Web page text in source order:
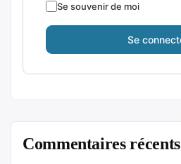
Se souvenir de moi
Commentaires récents